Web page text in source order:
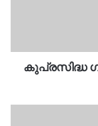
കുപ്രസിദ്ധ